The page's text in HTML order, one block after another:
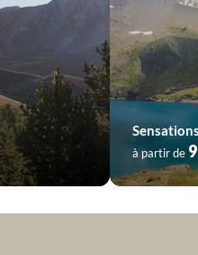
Voyage
Vallée de la Loire
à partir de